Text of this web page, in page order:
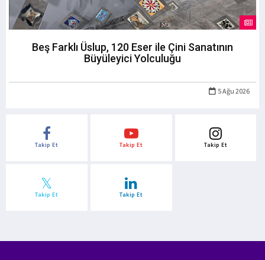
Beş Farklı Üslup, 120 Eser ile Çini Sanatının
Büyüleyici Yolculuğu
5 Ağu 2026
Takip Et Takip Et Takip Et
Takip Et Takip Et